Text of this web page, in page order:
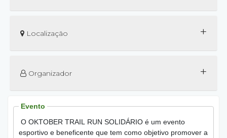
Localização +
Organizador +
Evento
O OKTOBER TRAIL RUN SOLIDÁRIO é um evento
esportivo e beneficente que tem como objetivo promover a